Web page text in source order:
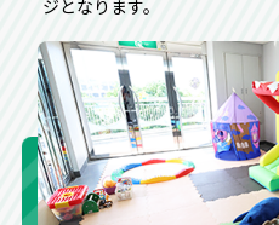
ジとなります。